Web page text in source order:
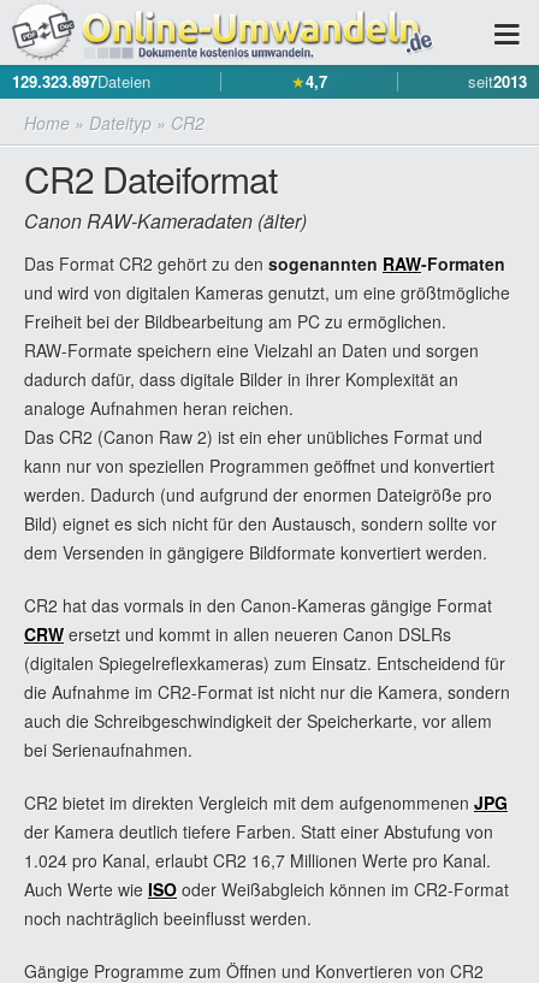
129.323.897Dateien ★4,7 seit2013
Home » Dateityp » CR2
CR2 Dateiformat
Canon RAW-Kameradaten (älter)
Das Format CR2 gehört zu den sogenannten RAW-Formaten
und wird von digitalen Kameras genutzt, um eine größtmögliche
Freiheit bei der Bildbearbeitung am PC zu ermöglichen.
RAW-Formate speichern eine Vielzahl an Daten und sorgen
dadurch dafür, dass digitale Bilder in ihrer Komplexität an
analoge Aufnahmen heran reichen.
Das CR2 (Canon Raw 2) ist ein eher unübliches Format und
kann nur von speziellen Programmen geöffnet und konvertiert
werden. Dadurch (und aufgrund der enormen Dateigröße pro
Bild) eignet es sich nicht für den Austausch, sondern sollte vor
dem Versenden in gängigere Bildformate konvertiert werden.
CR2 hat das vormals in den Canon-Kameras gängige Format
CRW ersetzt und kommt in allen neueren Canon DSLRs
(digitalen Spiegelreflexkameras) zum Einsatz. Entscheidend für
die Aufnahme im CR2-Format ist nicht nur die Kamera, sondern
auch die Schreibgeschwindigkeit der Speicherkarte, vor allem
bei Serienaufnahmen.
CR2 bietet im direkten Vergleich mit dem aufgenommenen JPG
der Kamera deutlich tiefere Farben. Statt einer Abstufung von
1.024 pro Kanal, erlaubt CR2 16,7 Millionen Werte pro Kanal.
Auch Werte wie ISO oder Weißabgleich können im CR2-Format
noch nachträglich beeinflusst werden.
Gängige Programme zum Öffnen und Konvertieren von CR2